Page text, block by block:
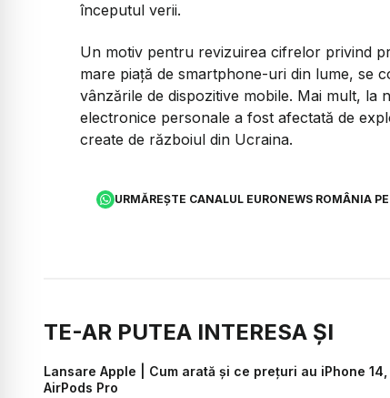
începutul verii.
Un motiv pentru revizuirea cifrelor privind
mare piaţă de smartphone-uri din lume, se
vânzările de dispozitive mobile. Mai mult, la
electronice personale a fost afectată de
create de războiul din Ucraina.
URMĂREȘTE CANALUL EURONEWS ROMÂNIA
TE-AR PUTEA INTERESA ȘI
Lansare Apple | Cum arată și ce prețuri au iPhone
AirPods Pro